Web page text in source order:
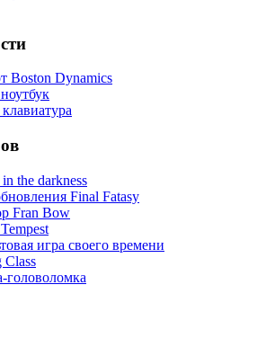
Boston Dynamics
the darkness
Final Fatasy
Fran Bow
игра своего времени
Class
головоломка